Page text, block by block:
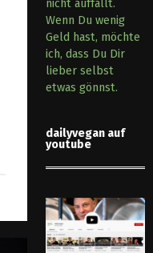
nicht auffällt.
Wenn Du wenig
Geld hast, möchte
ich, dass Du Dir
lieber selbst
etwas gönnst.
dailyvegan auf
youtube